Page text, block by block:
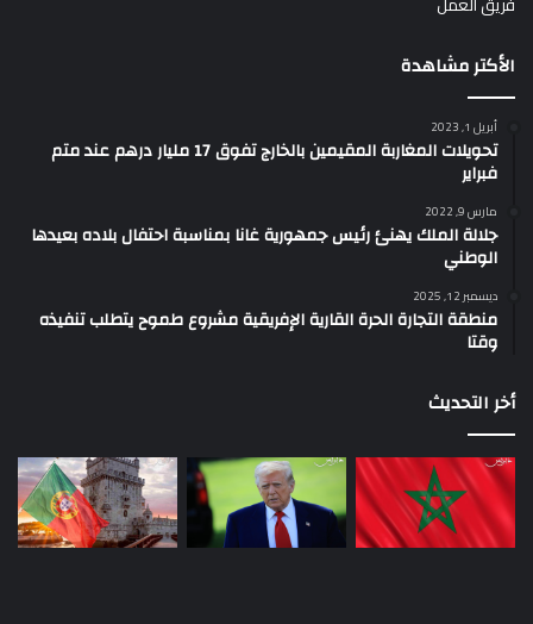
فبراير
مارس 9, 2022
جلالة الملك يهنئ رئيس جمهورية غانا بمناسبة احتفال بلاده بعيدها
الوطني
ديسمبر 12, 2025
منطقة التجارة الحرة القارية الإفريقية مشروع طموح يتطلب تنفيذه
وقتا
أخر التحديث